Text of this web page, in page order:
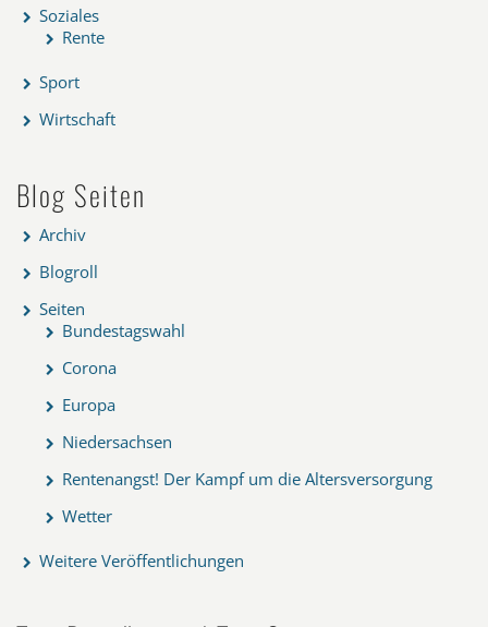
Soziales
Rente
Sport
Wirtschaft
Blog Seiten
Archiv
Blogroll
Seiten
Bundestagswahl
Corona
Europa
Niedersachsen
Rentenangst! Der Kampf um die Altersversorgung
Wetter
Weitere Veröffentlichungen